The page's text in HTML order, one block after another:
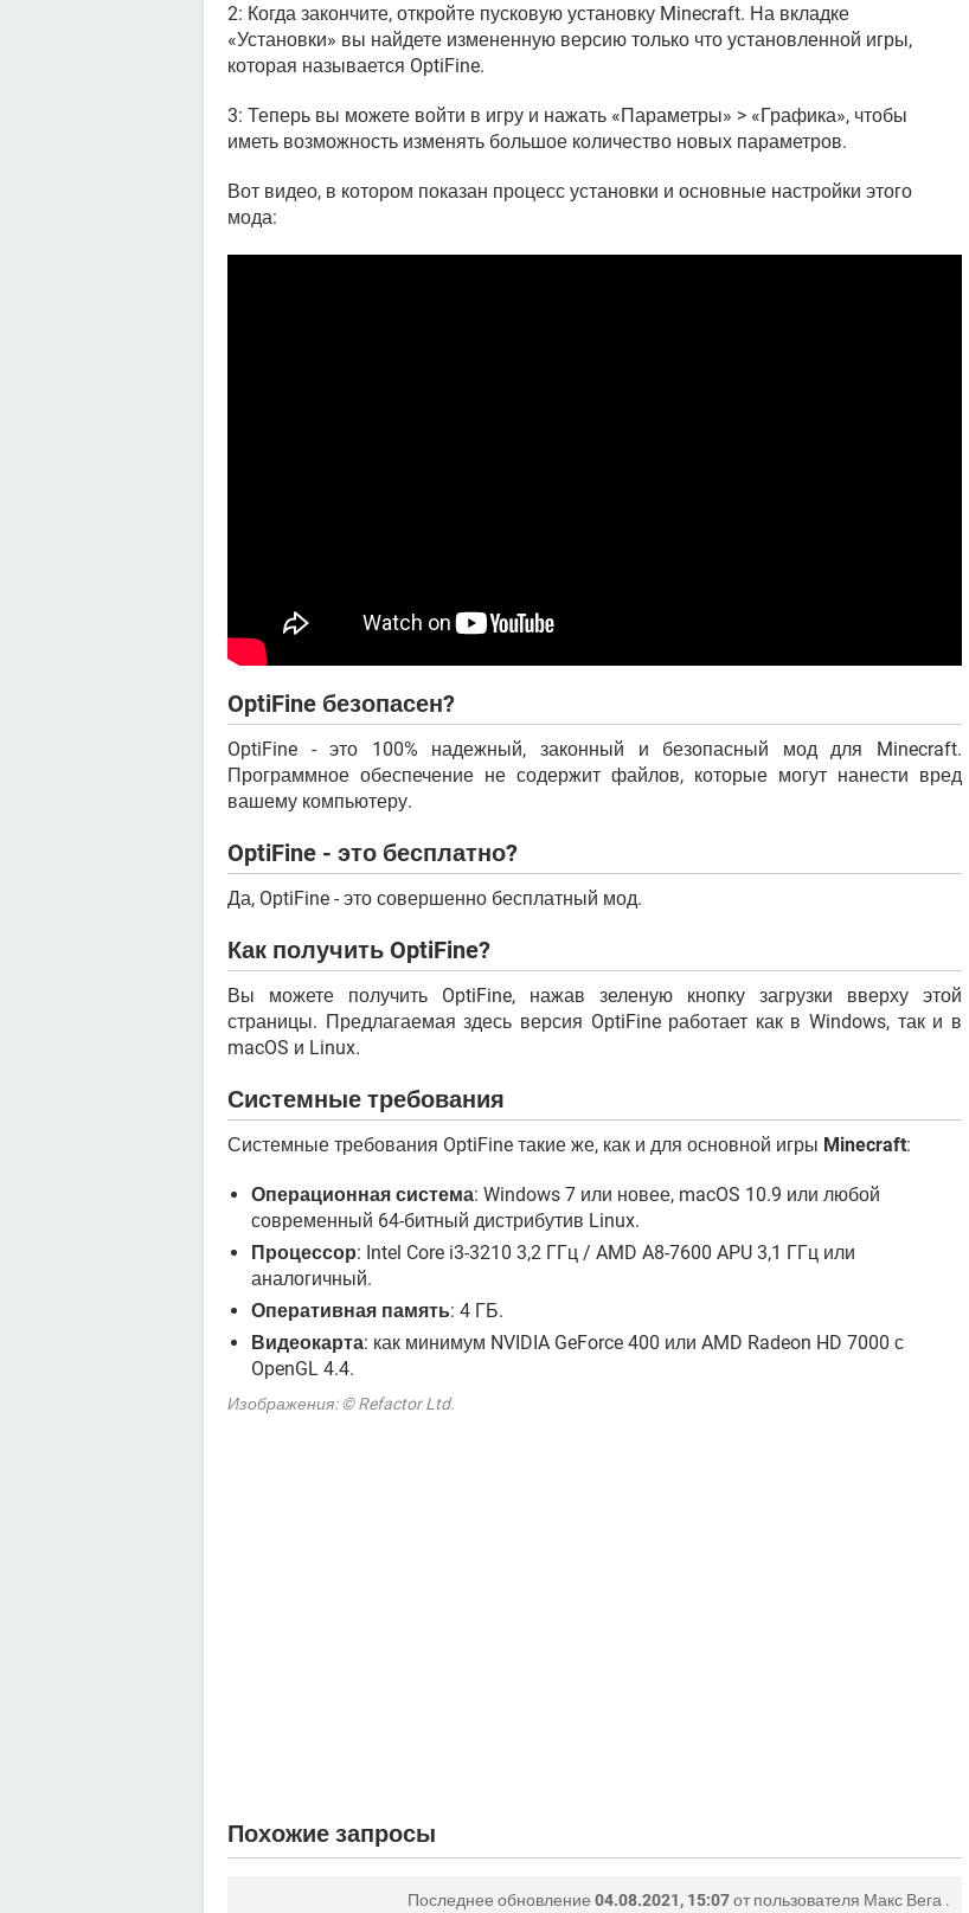
2: Когда закончите, откройте пусковую установку Minecraft. На вкладке
«Установки» вы найдете измененную версию только что установленной игры,
которая называется OptiFine.
3: Теперь вы можете войти в игру и нажать «Параметры» > «Графика», чтобы
иметь возможность изменять большое количество новых параметров.
Вот видео, в котором показан процесс установки и основные настройки этого
мода:
OptiFine безопасен?
OptiFine - это 100% надежный, законный и безопасный мод для Minecraft.
Программное обеспечение не содержит файлов, которые могут нанести вред
вашему компьютеру.
OptiFine - это бесплатно?
Да, OptiFine - это совершенно бесплатный мод.
Как получить OptiFine?
Вы можете получить OptiFine, нажав зеленую кнопку загрузки вверху этой
страницы. Предлагаемая здесь версия OptiFine работает как в Windows, так и в
macOS и Linux.
Системные требования
Системные требования OptiFine такие же, как и для основной игры Minecraft:
Операционная система: Windows 7 или новее, macOS 10.9 или любой
современный 64-битный дистрибутив Linux.
Процессор: Intel Core i3-3210 3,2 ГГц / AMD A8-7600 APU 3,1 ГГц или
аналогичный.
Оперативная память: 4 ГБ.
Видеокарта: как минимум NVIDIA GeForce 400 или AMD Radeon HD 7000 с
OpenGL 4.4.
Изображения: © Refactor Ltd.
Похожие запросы
Последнее обновление 04.08.2021, 15:07от пользователя Макс Вега .